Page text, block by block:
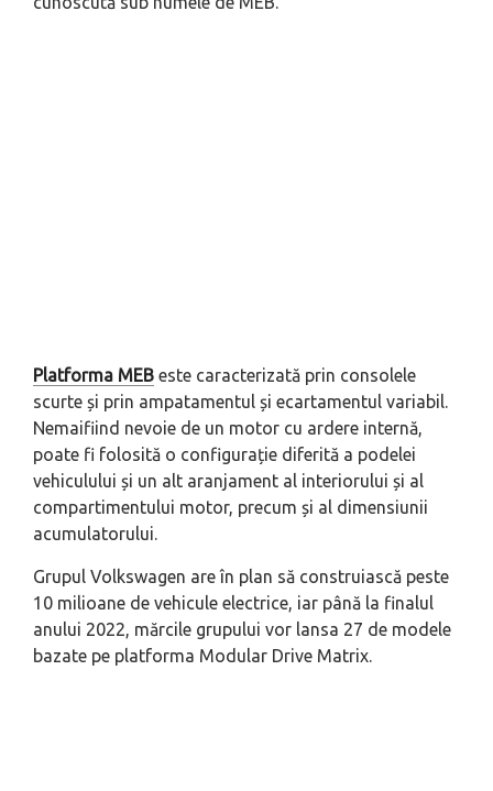
Platforma MEB este caracterizată prin consolele
scurte și prin ampatamentul și ecartamentul variabil.
Nemaifiind nevoie de un motor cu ardere internă,
poate fi folosită o configurație diferită a podelei
vehiculului și un alt aranjament al interiorului și al
compartimentului motor, precum și al dimensiunii
acumulatorului.
Grupul Volkswagen are în plan să construiască peste
10 milioane de vehicule electrice, iar până la finalul
anului 2022, mărcile grupului vor lansa 27 de modele
bazate pe platforma Modular Drive Matrix.